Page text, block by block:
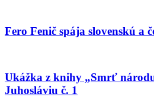
Fero Fenič spája slovenskú a
Ukážka z knihy „Smrť
Juhosláviu č. 1